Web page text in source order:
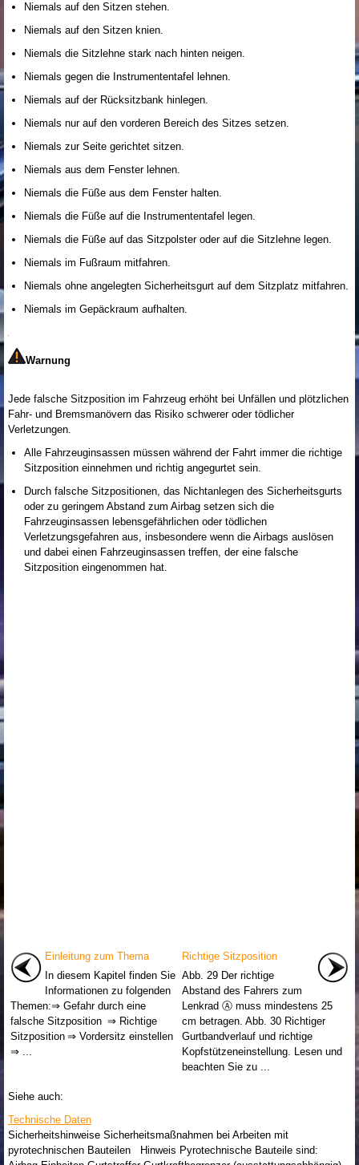
Niemals auf den Sitzen stehen.
Niemals auf den Sitzen knien.
Niemals die Sitzlehne stark nach hinten neigen.
Niemals gegen die Instrumententafel lehnen.
Niemals auf der Rücksitzbank hinlegen.
Niemals nur auf den vorderen Bereich des Sitzes setzen.
Niemals zur Seite gerichtet sitzen.
Niemals aus dem Fenster lehnen.
Niemals die Füße aus dem Fenster halten.
Niemals die Füße auf die Instrumententafel legen.
Niemals die Füße auf das Sitzpolster oder auf die Sitzlehne legen.
Niemals im Fußraum mitfahren.
Niemals ohne angelegten Sicherheitsgurt auf dem Sitzplatz mitfahren.
Niemals im Gepäckraum aufhalten.
Warnung
Jede falsche Sitzposition im Fahrzeug erhöht bei Unfällen und plötzlichen
Fahr- und Bremsmanövern das Risiko schwerer oder tödlicher
Verletzungen.
Alle Fahrzeuginsassen müssen während der Fahrt immer die richtige
Sitzposition einnehmen und richtig angegurtet sein.
Durch falsche Sitzpositionen, das Nichtanlegen des Sicherheitsgurts
oder zu geringem Abstand zum Airbag setzen sich die
Fahrzeuginsassen lebensgefährlichen oder tödlichen
Verletzungsgefahren aus, insbesondere wenn die Airbags auslösen
und dabei einen Fahrzeuginsassen treffen, der eine falsche
Sitzposition eingenommen hat.
Einleitung zum Thema
In diesem Kapitel finden Sie
Informationen zu folgenden
Themen:⇒ Gefahr durch eine
falsche Sitzposition ⇒ Richtige
Sitzposition ⇒ Vordersitz einstellen
⇒ ...
Richtige Sitzposition
Abb. 29 Der richtige
Abstand des Fahrers zum
Lenkrad Ⓐ muss mindestens 25
cm betragen. Abb. 30 Richtiger
Gurtbandverlauf und richtige
Kopfstützeneinstellung. Lesen und
beachten Sie zu ...
Siehe auch:
Technische Daten
Sicherheitshinweise Sicherheitsmaßnahmen bei Arbeiten mit
pyrotechnischen Bauteilen Hinweis Pyrotechnische Bauteile sind: